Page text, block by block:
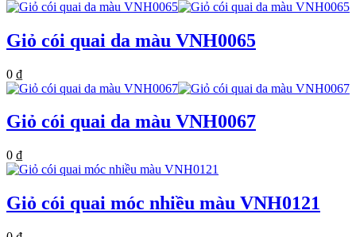
Giỏ cói quai da màu VNH0065
0 ₫
Giỏ cói quai da màu VNH0067
0 ₫
Giỏ cói quai móc nhiều màu VNH0121